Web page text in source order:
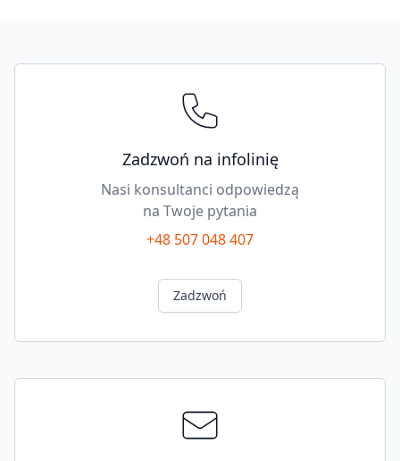
prawy,
Zadzwoń na infolinię
Nasi konsultanci odpowiedzą
na Twoje pytania
+48 507 048 407
Zadzwoń